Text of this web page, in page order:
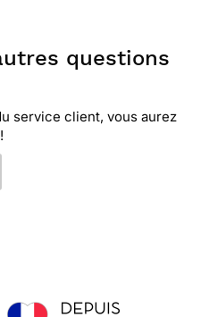
questions
service client, vous aurez